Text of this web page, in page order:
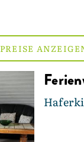
PREISE